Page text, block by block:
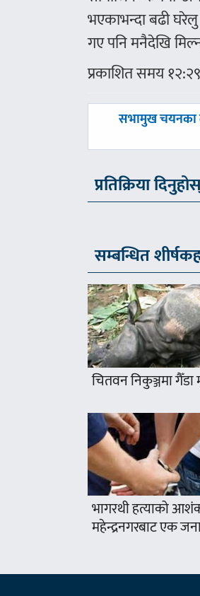
भएकाभन्दा बढी
गए पनि मनैदेखि
प्रकाशित समय
पछिल्लाे
सभामुख चयनका
प्रतिक्रिया
सम्बन्धित
चितवन निकुञ्जमा
भागरथी हत्याको
महेन्द्रनगरबाट एक